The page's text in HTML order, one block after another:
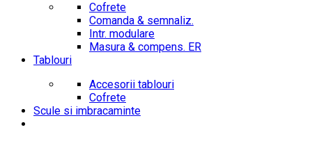
Cofrete
Comanda & semnaliz.
Intr. modulare
Masura & compens. ER
Tablouri
Accesorii tablouri
Cofrete
Scule si imbracaminte